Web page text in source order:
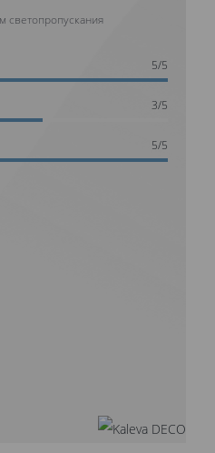
светопропускания
5/5
3/5
5/5